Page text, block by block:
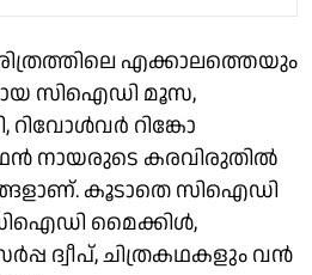
എക്കാലത്തെയും
സിഐഡി മൂസ,
റിങ്കോ
നായരുടെ കരവിരുതിൽ
കൂടാതെ സിഐഡി
സിഐഡി മൈക്കിൾ,
ദ്വീപ്, ചിത്രകഥകളും വൻ